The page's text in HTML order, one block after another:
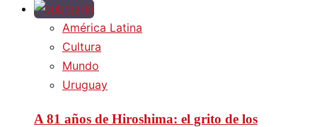
América Latina
Cultura
Mundo
Uruguay
A 81 años de Hiroshima: el grito de los